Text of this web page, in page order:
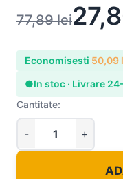
77,89lei
Economisesti 50,09
●In stoc · Livrare
Cantitate: